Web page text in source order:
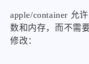
apple/container 允
数和内存，而不需
修改：